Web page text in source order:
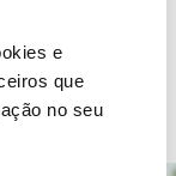
e
que
no seu